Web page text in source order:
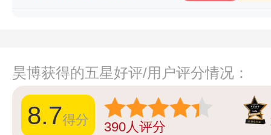
昊博获得的五星好评/用户评分情况：
8.7得分 390人评分